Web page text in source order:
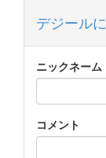
デジール
ニックネーム
コメント